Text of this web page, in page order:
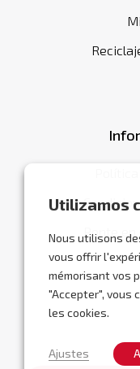
Utilizamos
Nous utilisons
vous offrir
mémorisant vos
"Accepter", vous
les cookies.
Ajustes
Ponte en